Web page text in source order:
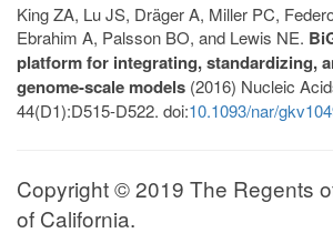
King ZA, Lu JS, Dräger A, Miller PC,
Ebrahim A, Palsson BO, and Lewis NE.
platform for integrating, standardizing,
genome-scale models (2016) Nucleic
44(D1):D515-D522. doi:10.1093/nar/
Copyright © 2019 The Regents
of California.